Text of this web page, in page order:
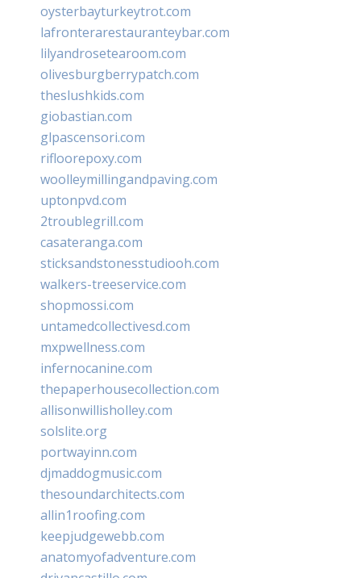
oysterbayturkeytrot.com
lafronterarestauranteybar.com
lilyandrosetearoom.com
olivesburgberrypatch.com
theslushkids.com
giobastian.com
glpascensori.com
rifloorepoxy.com
woolleymillingandpaving.com
uptonpvd.com
2troublegrill.com
casateranga.com
sticksandstonesstudiooh.com
walkers-treeservice.com
shopmossi.com
untamedcollectivesd.com
mxpwellness.com
infernocanine.com
thepaperhousecollection.com
allisonwillisholley.com
solslite.org
portwayinn.com
djmaddogmusic.com
thesoundarchitects.com
allin1roofing.com
keepjudgewebb.com
anatomyofadventure.com